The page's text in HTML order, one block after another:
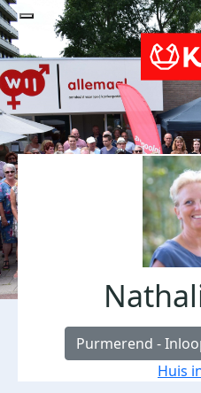
Purmerend -
Huis